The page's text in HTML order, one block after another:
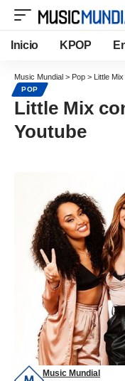
Inicio KPOP
Music Mundial > Pop > Little
POP
Little Mix
Youtube
Music Mundial